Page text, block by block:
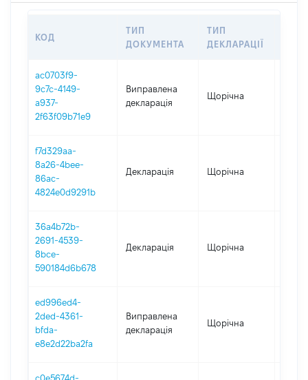
КОД
ТИП
ДОКУМЕНТА
ТИП
ДЕКЛАРАЦІЇ
ac0703f9-
9c7c-4149-
a937-
2f63f09b71e9
Виправлена
декларація
Щорічна
f7d329aa-
8a26-4bee-
86ac-
4824e0d9291b
Декларація Щорічна
36a4b72b-
2691-4539-
8bce-
590184d6b678
Декларація Щорічна
ed996ed4-
2ded-4361-
bfda-
e8e2d22ba2fa
Виправлена
декларація
Щорічна
c0e5674d-